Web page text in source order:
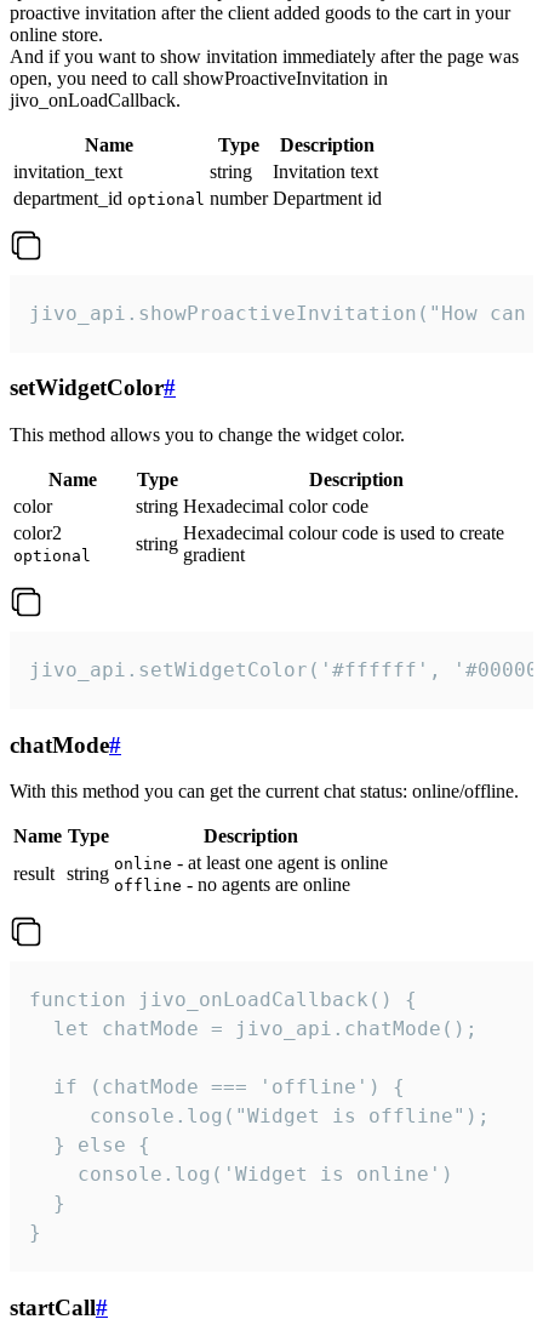
proactive invitation after the client added goods to the cart in your
online store.
And if you want to show invitation immediately after the page was
open, you need to call showProactiveInvitation in
jivo_onLoadCallback.
Name Type
Description
invitation_text
string
Invitation text
department_id optional number Department id
jivo_api.showProactiveInvitation("How
setWidgetColor#
This method allows you to change the widget color.
Name Type
Description
color
string Hexadecimal color code
color2
optional
string
Hexadecimal colour code is used to create
gradient
jivo_api.setWidgetColor('#ffffff',
chatMode#
With this method you can get the current chat status: online/offline.
Name Type
Description
result string online - at least one agent is online
offline - no agents are online
function jivo_onLoadCallback() {
  let chatMode = jivo_api.chatMode();
  if (chatMode === 'offline') {
     console.log("Widget is offline");
  } else {
    console.log('Widget is online')
  }
}
startCall#